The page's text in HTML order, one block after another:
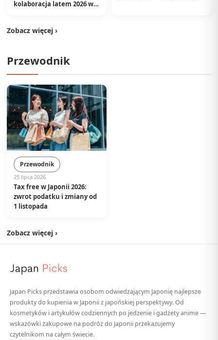
kolaboracja latem 2026 w
Zobacz więcej ›
Przewodnik
Przewodnik
25 lipca 2026
Tax free w Japonii 2026:
zwrot podatku i zmiany od
1 listopada
Zobacz więcej ›
Japan Picks przedstawia osobom odwiedzającym Japonię najlepsze
produkty do kupienia w Japonii z japońskiej perspektywy. Od
kosmetyków i artykułów codziennych po jedzenie i gadżety anime —
wskazówki zakupowe na podróż do Japonii przekazujemy
czytelnikom na całym świecie.